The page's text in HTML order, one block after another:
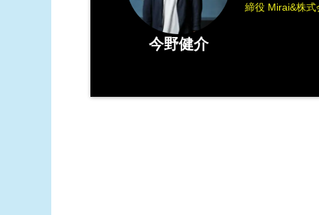
今野健介
締役 Mirai&株